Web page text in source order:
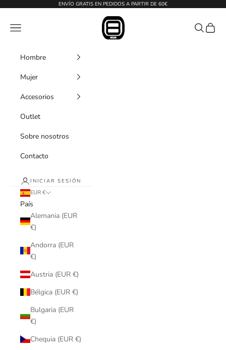
ENVÍO GRATIS EN PEDIDOS A PARTIR DE 60€
Ochowear
Menú Buscar
Cesta
Hombre
Mujer
Accesorios
Outlet
Sobre nosotros
Contacto
INICIAR SESIÓN
EUR €
País
Alemania (EUR
€)
Andorra (EUR
€)
Austria (EUR €)
Bélgica (EUR €)
Bulgaria (EUR
€)
Chequia (EUR €)